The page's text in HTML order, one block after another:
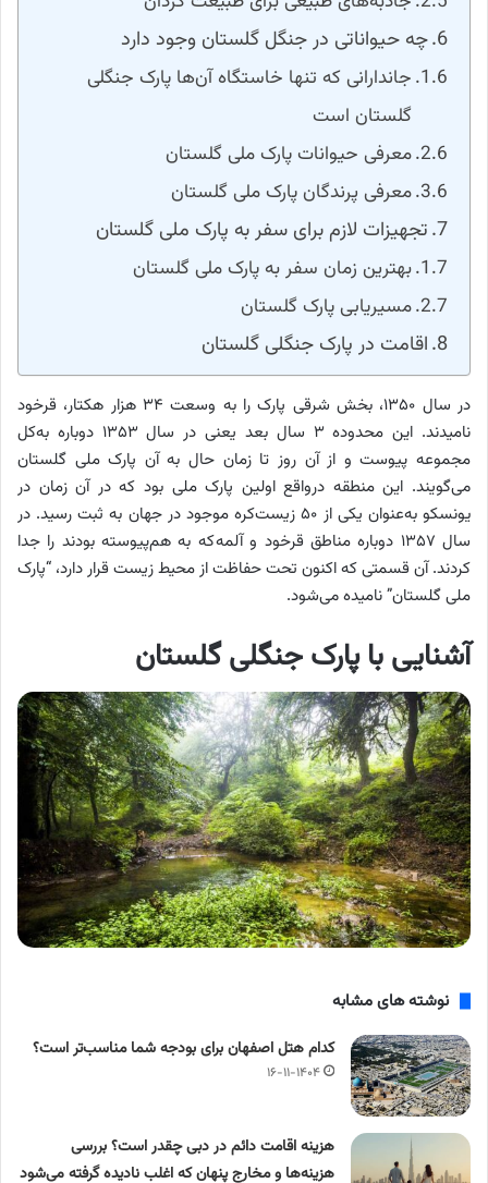
چه حیواناتی در جنگل گلستان وجود دارد
جاندارانی که تنها خاستگاه آن‌ها پارک جنگلی
گلستان است
معرفی حیوانات پارک ملی گلستان
معرفی پرندگان پارک ملی گلستان
تجهیزات لازم برای سفر به پارک ملی گلستان
بهترین زمان سفر به پارک ملی گلستان
مسیریابی پارک گلستان
اقامت در پارک جنگلی گلستان
در سال ۱۳۵۰، بخش شرقی پارک را به وسعت ۳۴ هزار هکتار، قرخود
نامیدند. این محدوده ۳ سال بعد یعنی در سال ۱۳۵۳ دوباره به‌کل
مجموعه پیوست و از آن روز تا زمان حال به آن پارک ملی گلستان
می‌گویند. این منطقه درواقع اولین پارک ملی بود که در آن زمان در
یونسکو به‌عنوان یکی از ۵۰ زیست‌کره موجود در جهان به ثبت رسید. در
سال ۱۳۵۷ دوباره مناطق قرخود و آلمه که به هم‌پیوسته بودند را جدا
کردند. آن قسمتی که اکنون تحت حفاظت از محیط ‌زیست قرار دارد، “پارک
ملی گلستان” نامیده می‌شود.
آشنایی با پارک جنگلی گلستان
نوشته های مشابه
کدام هتل اصفهان برای بودجه شما مناسب‌تر است؟
۱۶-۱۱-۱۴۰۴
هزینه اقامت دائم در دبی چقدر است؟ بررسی
هزینه‌ها و مخارج پنهان که اغلب نادیده گرفته می‌شود